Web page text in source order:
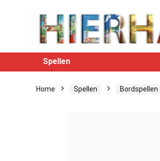
Spellen
Home Spellen Bordspellen